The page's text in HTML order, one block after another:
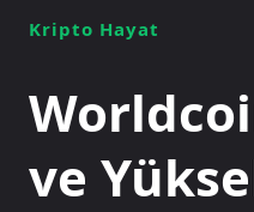
Kripto Hayat
ve